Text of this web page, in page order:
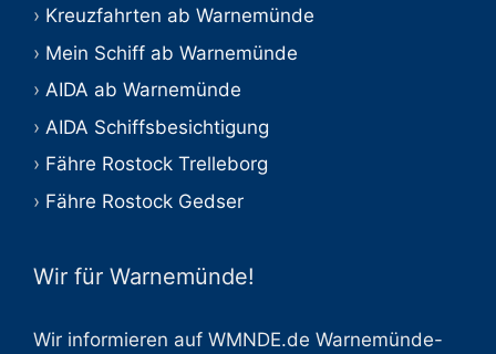
Kreuzfahrten ab Warnemünde
Mein Schiff ab Warnemünde
AIDA ab Warnemünde
AIDA Schiffsbesichtigung
Fähre Rostock Trelleborg
Fähre Rostock Gedser
Wir für Warnemünde!
Wir informieren auf WMNDE.de Warnemünde-